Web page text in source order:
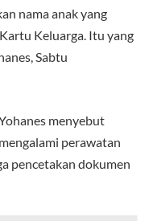
nama anak yang
Keluarga. Itu yang
Sabtu
menyebut
perawatan
pencetakan dokumen